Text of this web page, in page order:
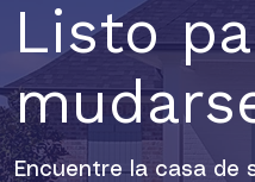
Listo
Encuentre la casa de